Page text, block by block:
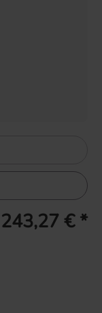
243,27 € *
die Schaltflächen